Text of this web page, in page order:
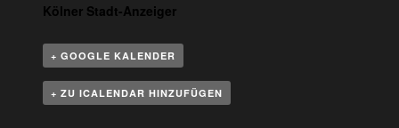
Kölner Stadt-Anzeiger
+ GOOGLE KALENDER
+ ZU ICALENDAR HINZUFÜGEN